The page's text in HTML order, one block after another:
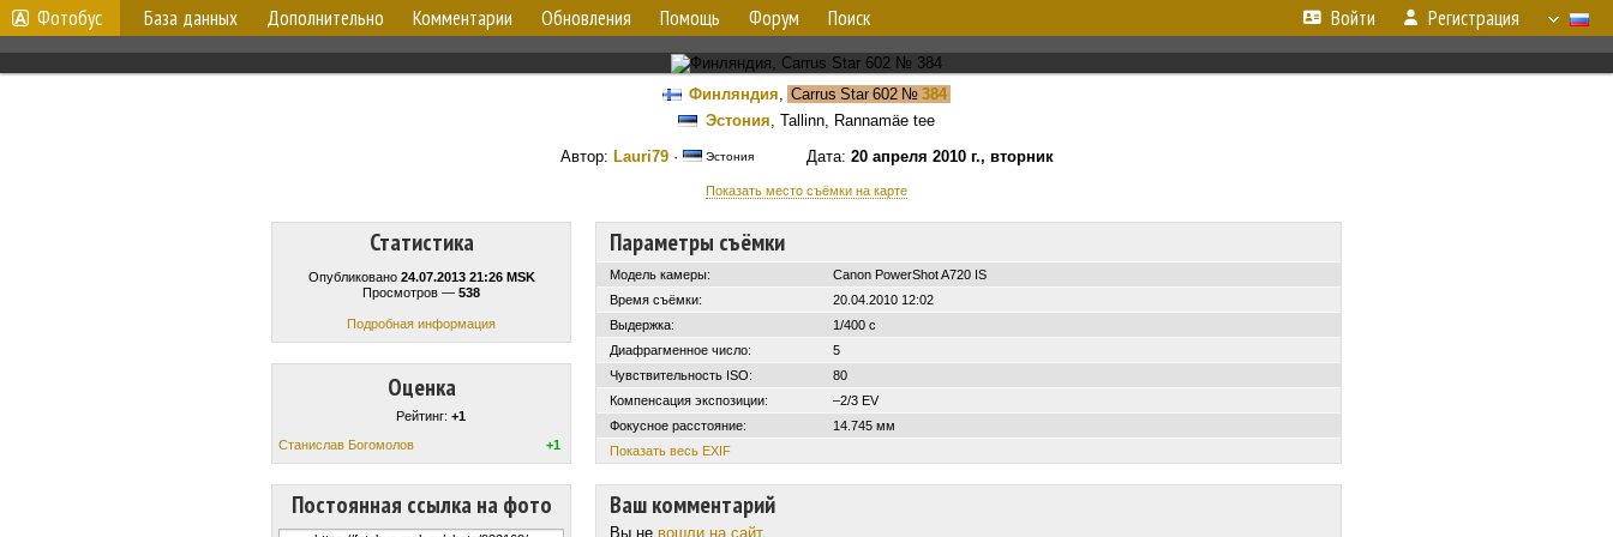
Фотобус База данных Дополнительно Комментарии Обновления Помощь Форум Поиск Войти Регистрация
Финляндия, Carrus Star 602 № 384
Эстония, Tallinn, Rannamäe tee
Автор: Lauri79· ЭстонияДата: 20 апреля 2010 г., вторник
Показать место съёмки на карте
Статистика
Опубликовано 24.07.2013 21:26 MSK
Просмотров — 538
Подробная информация
Оценка
Рейтинг: +1
Станислав Богомолов
+1
Постоянная ссылка на фото
Параметры съёмки
Модель камеры:
Canon PowerShot A720 IS
Время съёмки:
20.04.2010 12:02
Выдержка:
1/400 с
Диафрагменное число:
5
Чувствительность ISO:
80
Компенсация экспозиции:
–2/3 EV
Фокусное расстояние:
14.745 мм
Показать весь EXIF
Ваш комментарий
Вы не вошли на сайт.